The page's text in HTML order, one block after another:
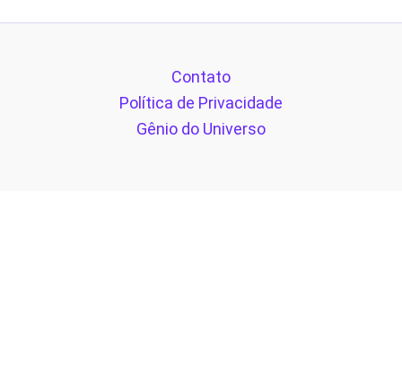
Contato
Política de Privacidade
Gênio do Universo